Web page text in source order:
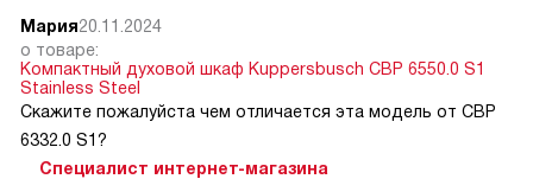
Мария20.11.2024
о товаре:
Компактный духовой шкаф Kuppersbusch CBP 6550.0 S1
Stainless Steel
Скажите пожалуйста чем отличается эта модель от CВP
6332.0 S1?
Специалист интернет-магазина